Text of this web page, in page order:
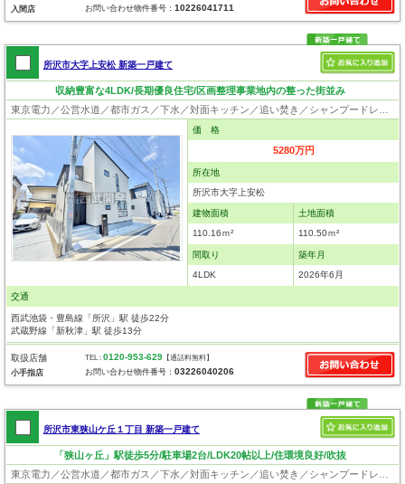
入間店 お問い合わせ物件番号：10226041711
所沢市大字上安松 新築一戸建て
収納豊富な4LDK/長期優良住宅/区画整理事業地内の整った街並み
価 格
5280万円
所在地
所沢市大字上安松
建物面積
110.16ｍ²
土地面積
110.50ｍ²
間取り
4LDK
築年月
2026年6月
交通
西武池袋・豊島線「所沢」駅 徒歩22分
武蔵野線「新秋津」駅 徒歩13分
取扱店舗
小手指店
TEL :0120-953-629 【通話料無料】
お問い合わせ物件番号：03226040206
所沢市東狭山ケ丘１丁目 新築一戸建て
「狭山ヶ丘」駅徒歩5分/駐車場2台/LDK20帖以上/住環境良好/吹抜